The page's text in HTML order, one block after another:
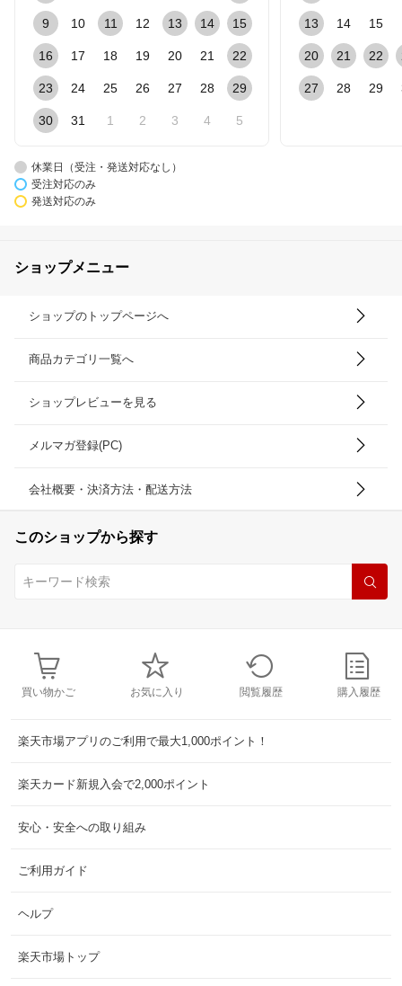
9 10 11 12 13 14 15
16 17 18 19 20 21 22
23 24 25 26 27 28 29
30 31 1 2 3 4 5
13 14 15
20 21 22
27 28 29
休業日（受注・発送対応なし）
受注対応のみ
発送対応のみ
ショップメニュー
ショップのトップページへ
商品カテゴリ一覧へ
ショップレビューを見る
メルマガ登録(PC)
会社概要・決済方法・配送方法
このショップから探す
買い物かご お気に入り 閲覧履歴 購入履歴
楽天市場アプリのご利用で最大1,000ポイント！
楽天カード新規入会で2,000ポイント
安心・安全への取り組み
ご利用ガイド
ヘルプ
楽天市場トップ